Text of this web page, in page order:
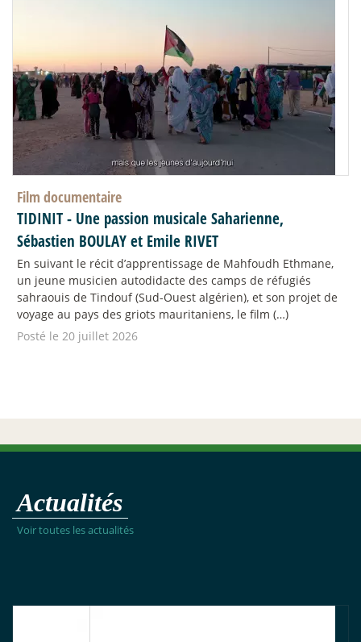
Film documentaire
TIDINIT - Une passion musicale Saharienne,
Sébastien BOULAY et Emile RIVET
En suivant le récit d’apprentissage de Mahfoudh Ethmane,
un jeune musicien autodidacte des camps de réfugiés
sahraouis de Tindouf (Sud-Ouest algérien), et son projet de
voyage au pays des griots mauritaniens, le film (…)
Posté le 20 juillet 2026
Actualités
Voir toutes les actualités